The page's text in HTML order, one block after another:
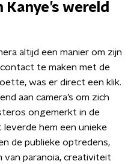
wereld
altijd een manier om zijn
te maken met de
was er direct een klik.
aan camera’s om zich
ongemerkt in de
hem een unieke
de publieke optredens,
van paranoia, creativiteit